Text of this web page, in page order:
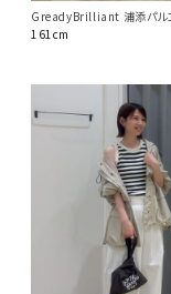
GreadyBrilliant 浦添パル
161cm